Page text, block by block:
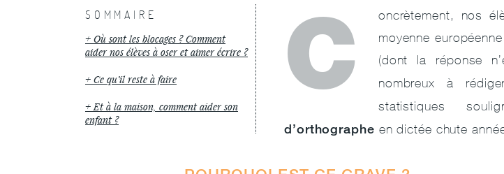
SOMMAIRE
Où sont les blocages ? Comment
aider nos élèves à oser et aimer écrire ?
Ce qu’il reste à faire
Et à la maison, comment aider son
enfant ?
C
oncrètement, nos
moyenne
(dont la réponse
nombreux à
statistiques
d’orthographe en dictée chute